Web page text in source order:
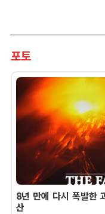
포토
8년 만에 다시 폭발한
산